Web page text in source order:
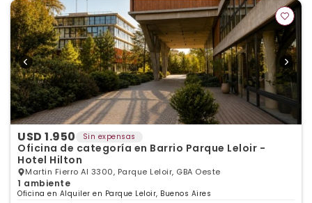
USD 1.950 Sin expensas
Oficina de categoría en Barrio Parque Leloir -
Hotel Hilton
Martin Fierro Al 3300, Parque Leloir, GBA Oeste
1 ambiente
Oficina en Alquiler en Parque Leloir, Buenos Aires